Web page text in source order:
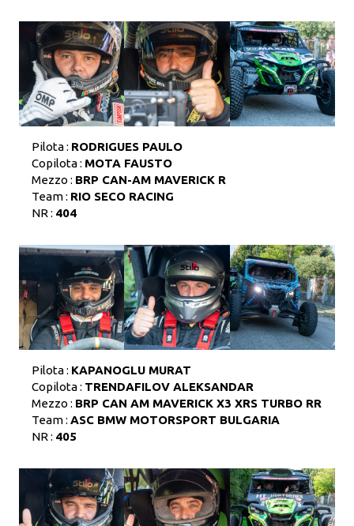
Pilota : RODRIGUES PAULO
Copilota : MOTA FAUSTO
Mezzo : BRP CAN-AM MAVERICK R
Team : RIO SECO RACING
NR : 404
Pilota : KAPANOGLU MURAT
Copilota : TRENDAFILOV ALEKSANDAR
Mezzo : BRP CAN AM MAVERICK X3 XRS TURBO RR
Team : ASC BMW MOTORSPORT BULGARIA
NR : 405